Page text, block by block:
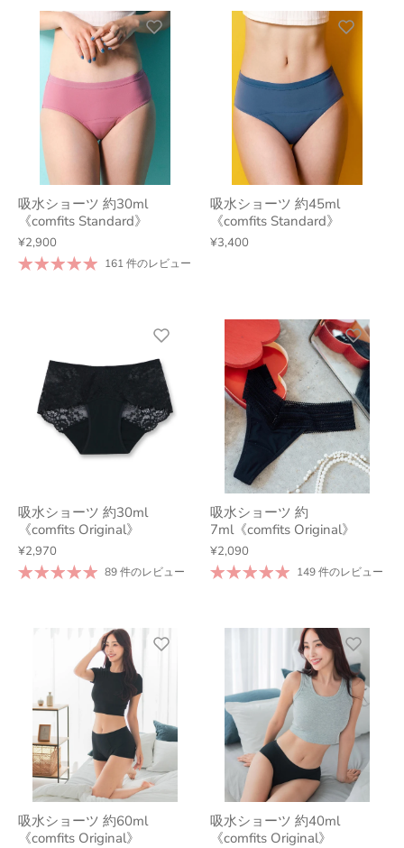
吸水ショーツ 約30ml
《comfits Standard》
¥2,900
161 件のレビュー
吸水ショーツ 約45ml
《comfits Standard》
¥3,400
吸水ショーツ 約30ml
《comfits Original》
¥2,970
89 件のレビュー
吸水ショーツ 約
7ml《comfits Original》
¥2,090
149 件のレビュー
吸水ショーツ 約60ml
《comfits Original》
吸水ショーツ 約40ml
《comfits Original》